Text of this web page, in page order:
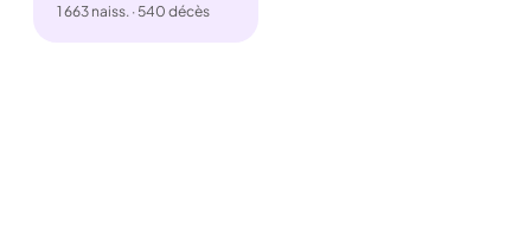
1 663 naiss. · 540 décès